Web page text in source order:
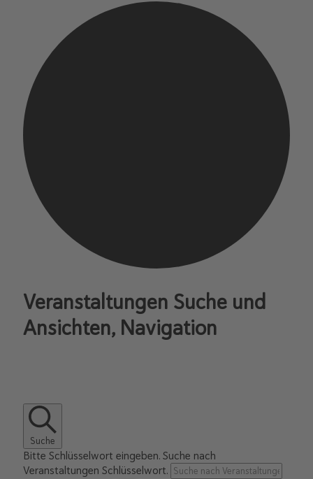
Veranstaltungen Suche und
Ansichten, Navigation
Suche
Bitte Schlüsselwort eingeben. Suche nach
Veranstaltungen Schlüsselwort.